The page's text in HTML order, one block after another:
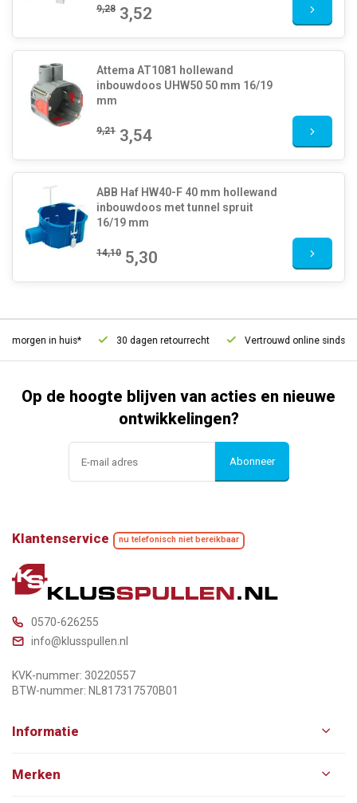
9,28 3,52
Attema AT1081 hollewand
inbouwdoos UHW50 50 mm 16/19
mm
9,21 3,54
ABB Haf HW40-F 40 mm hollewand
inbouwdoos met tunnel spruit
16/19 mm
14,10 5,30
in huis* 30 dagen retourrecht Vertrouwd online sinds 2006
Op de hoogte blijven van acties en nieuwe
ontwikkelingen?
Abonneer
Klantenservice nu telefonisch niet bereikbaar
0570-626255
info@klusspullen.nl
KVK-nummer: 30220557
BTW-nummer: NL817317570B01
Informatie
Merken